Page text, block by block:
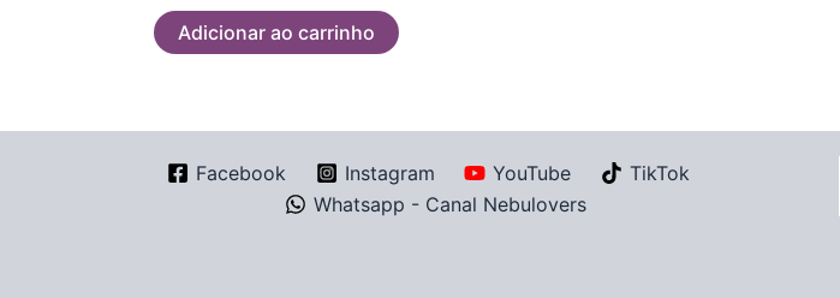
de
5
Adicionar ao carrinho
Facebook Instagram YouTube
TikTok
Whatsapp - Canal Nebulovers